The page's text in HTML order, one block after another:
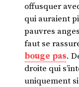
offusquer
qui auraient
pauvres
faut se
bouge pas.
droite qui
uniquement